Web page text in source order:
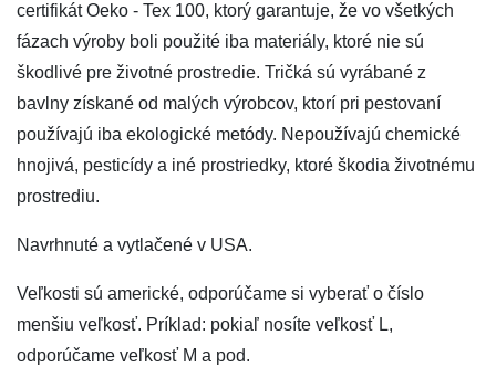
certifikát Oeko - Tex 100, ktorý garantuje, že vo všetkých
fázach výroby boli použité iba materiály, ktoré nie sú
škodlivé pre životné prostredie. Tričká sú vyrábané z
bavlny získané od malých výrobcov, ktorí pri pestovaní
používajú iba ekologické metódy. Nepoužívajú chemické
hnojivá, pesticídy a iné prostriedky, ktoré škodia životnému
prostrediu.
Navrhnuté a vytlačené v USA.
Veľkosti sú americké, odporúčame si vyberať o číslo
menšiu veľkosť. Príklad: pokiaľ nosíte veľkosť L,
odporúčame veľkosť M a pod.